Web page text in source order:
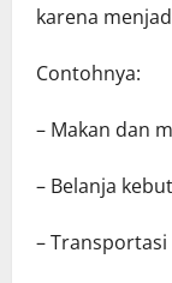
karena
Contohnya:
– Makan dan
– Belanja
– Transportasi